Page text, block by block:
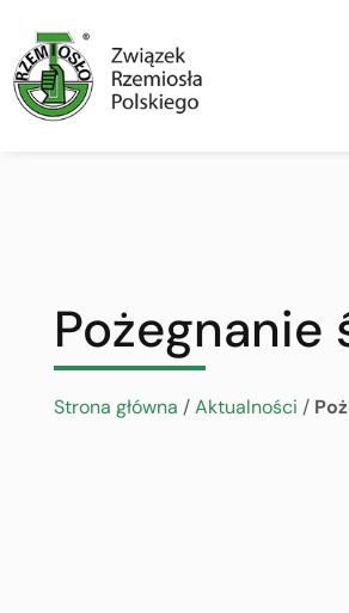
Pożegnanie
Strona główna /Aktualności /